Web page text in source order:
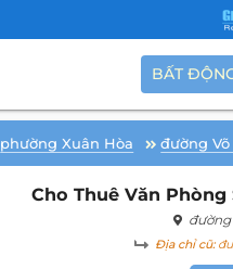
BẤT
phường Xuân Hòa đường Võ
Cho Thuê Văn
đường
Địa chỉ cũ: